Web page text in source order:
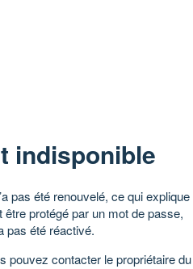
indisponible
pas été renouvelé, ce qui explique
protégé par un mot de passe,
pas été réactivé.
pouvez contacter le propriétaire du